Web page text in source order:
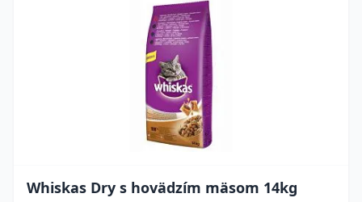
Whiskas Dry s hovädzím mäsom 14kg